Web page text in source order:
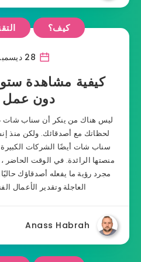
كيف؟
كيفية مشاهدة
دون عمل
ليس هناك من ينكر أن سناب شات
سناب شات أيضًا الشركات
منصتها الرائدة. في الوقت الحاضر
مجرد رؤية ما يفعله أصدقاؤك
العاجلة وتقدير الأعمال
Anass Habrah